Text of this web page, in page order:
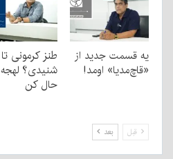
یه قسمت جدید از
«قاچ‌مدیا» اومد!
طنز کرمونی تا
شنیدی؟
حال کن
قبل بعد